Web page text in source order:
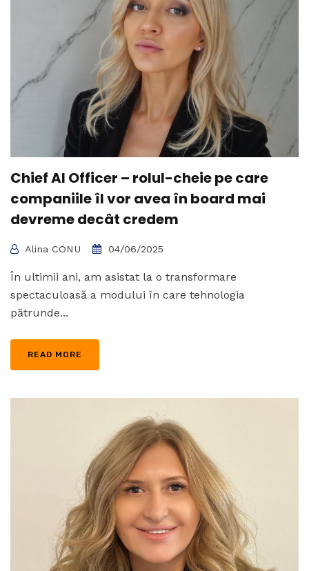
Chief AI Officer – rolul-cheie pe care
companiile îl vor avea în board mai
devreme decât credem
Alina CONU 04/06/2025
În ultimii ani, am asistat la o transformare
spectaculoasă a modului în care tehnologia
pătrunde...
READ MORE